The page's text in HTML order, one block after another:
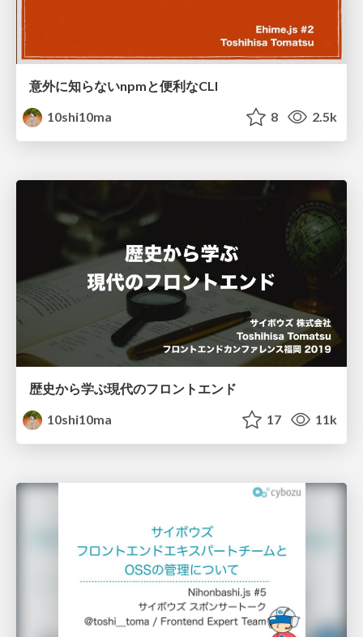
意外に知らないnpmと便利なCLI
10shi10ma
8 2.5k
歴史から学ぶ現代のフロントエンド
10shi10ma
17 11k